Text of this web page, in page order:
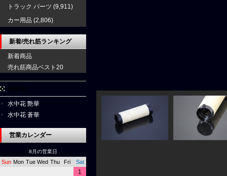
トラック パーツ (9,911)
カー用品 (2,806)
新着/売れ筋ランキング
新着商品
売れ筋商品ベスト20
水中花 艶華
水中花 蒼華
営業カレンダー
8月の営業日
Sun Mon Tue Wed Thu Fri Sat
1